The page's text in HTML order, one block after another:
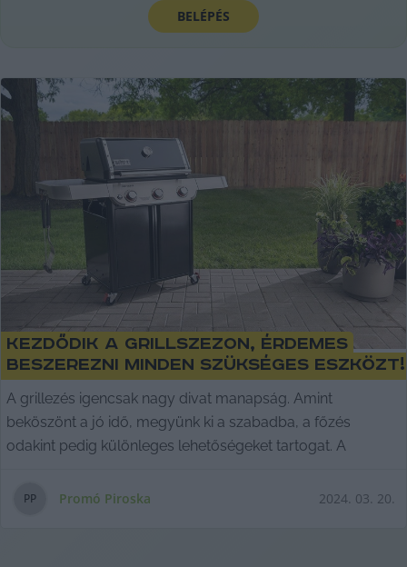
BELÉPÉS
Kezdődik a grillszezon, érdemes
beszerezni minden szükséges eszközt!
A grillezés igencsak nagy divat manapság. Amint
beköszönt a jó idő, megyünk ki a szabadba, a főzés
odakint pedig különleges lehetőségeket tartogat. A
PP Promó Piroska 2024. 03. 20.